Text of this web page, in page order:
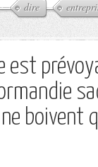
dire
est
boivent